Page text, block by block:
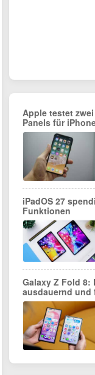
Apple testet
Panels für
iPadOS 27
Funktionen
Galaxy Z Fold 8:
ausdauernd und